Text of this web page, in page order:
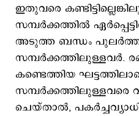
ഇതുവരെ
സമ്പർക്കത്തിൽ
അടുത്ത ബന്ധം
സമ്പർക്കത്തിലുള്ളവർ.
കണ്ടെത്തിയ
സമ്പർക്കത്തിലുള്ളവരെ
ചെയ്താൽ,